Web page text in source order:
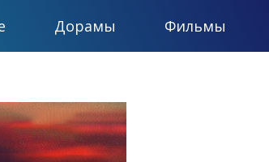
Дорамы Фильмы